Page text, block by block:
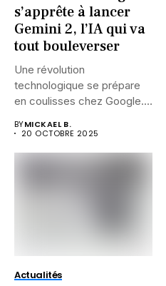
s’apprête à lancer
Gemini 2, l’IA qui va
tout bouleverser
Une révolution
technologique se prépare
en coulisses chez Google.
BYMICKAEL B.
20 OCTOBRE 2025
Actualités